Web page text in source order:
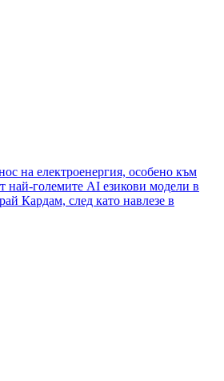
на електроенергия, особено към
най-големите AI езикови модели в
Кардам, след като навлезе в